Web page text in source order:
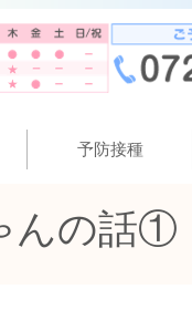
予防接種
んの話①